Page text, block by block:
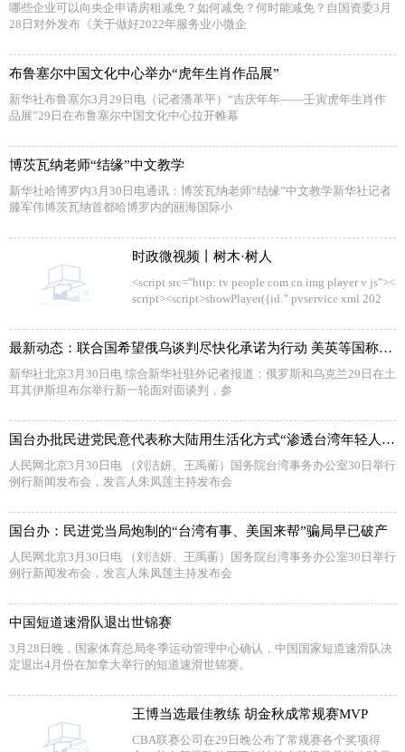
哪些企业可以向央企申请房租减免？如何减免？何时能减免？自国资委3月
28日对外发布《关于做好2022年服务业小微企
布鲁塞尔中国文化中心举办“虎年生肖作品展”
新华社布鲁塞尔3月29日电（记者潘革平）“吉庆年年——壬寅虎年生肖作
品展”29日在布鲁塞尔中国文化中心拉开帷幕
博茨瓦纳老师“结缘”中文教学
新华社哈博罗内3月30日电通讯：博茨瓦纳老师“结缘”中文教学新华社记者
滕军伟博茨瓦纳首都哈博罗内的丽海国际小
时政微视频丨树木·树人
<script src="http: tv people com cn img player v js"><
script><script>showPlayer({id:" pvservice xml 202
最新动态：联合国希望俄乌谈判尽快化承诺为行动 美英等国称要对俄罗斯“观其行”
新华社北京3月30日电 综合新华社驻外记者报道：俄罗斯和乌克兰29日在土
耳其伊斯坦布尔举行新一轮面对面谈判，参
国台办批民进党民意代表称大陆用生活化方式“渗透台湾年轻人”谬论
人民网北京3月30日电 （刘洁妍、王禹蘅）国务院台湾事务办公室30日举行
例行新闻发布会，发言人朱凤莲主持发布会
国台办：民进党当局炮制的“台湾有事、美国来帮”骗局早已破产
人民网北京3月30日电 （刘洁妍、王禹蘅）国务院台湾事务办公室30日举行
例行新闻发布会，发言人朱凤莲主持发布会
中国短道速滑队退出世锦赛
3月28日晚，国家体育总局冬季运动管理中心确认，中国国家短道速滑队决
定退出4月份在加拿大举行的短道速滑世锦赛。
王博当选最佳教练 胡金秋成常规赛MVP
CBA联赛公司在29日晚公布了常规赛各个奖项得